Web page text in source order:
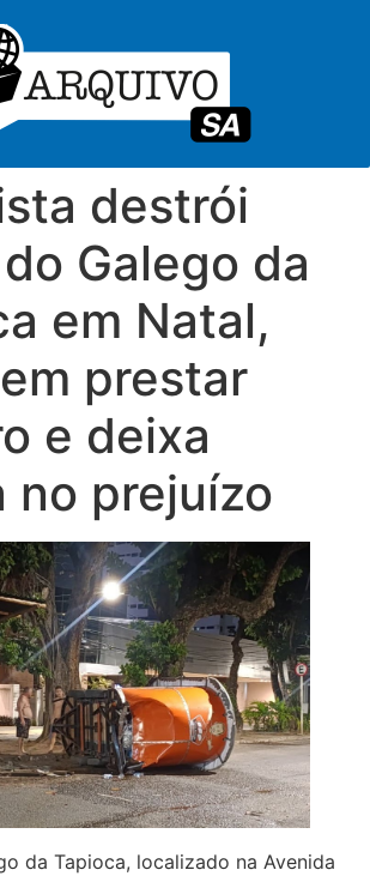
destrói
Galego da
em Natal,
prestar
e deixa
no prejuízo
da Tapioca, localizado na Avenida